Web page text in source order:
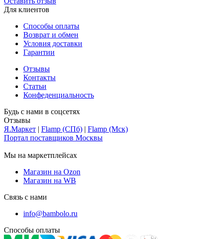
Для клиентов
Способы оплаты
Возврат и обмен
Условия доставки
Гарантии
Отзывы
Контакты
Статьи
Конфеденциальность
Будь с нами в соцсетях
Отзывы
Я.Маркет | Flamp (СПб) | Flamp (Мск)
Портал поставщиков Москвы
Мы на маркетплейсах
Магазин на Ozon
Магазин на WB
Связь с нами
info@bambolo.ru
Способы оплаты